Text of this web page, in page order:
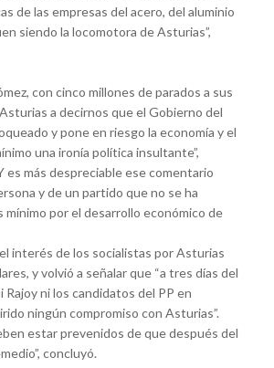
de las empresas del acero, del aluminio
siendo la locomotora de Asturias”,
con cinco millones de parados a sus
a decirnos que el Gobierno del
y pone en riesgo la economía y el
una ironía política insultante”,
es más despreciable ese comentario
y de un partido que no se ha
mínimo por el desarrollo económico de
interés de los socialistas por Asturias
y volvió a señalar que “a tres días del
Rajoy ni los candidatos del PP en
ningún compromiso con Asturias”.
estar prevenidos de que después del
concluyó.